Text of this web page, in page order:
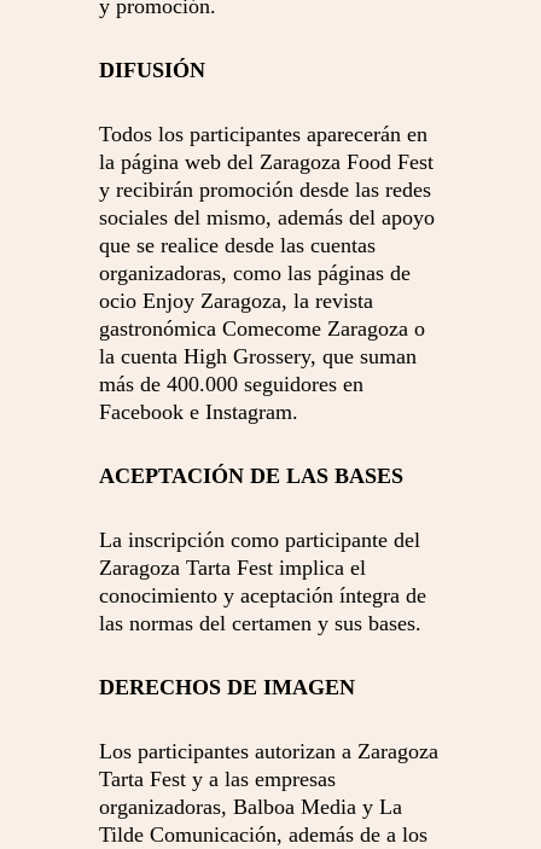
y promoción.
DIFUSIÓN
Todos los participantes aparecerán en
la página web del Zaragoza Food Fest
y recibirán promocióndesde las redes
sociales del mismo, además del apoyo
que se realice desde las cuentas
organizadoras, como las páginas de
ocio Enjoy Zaragoza, la revista
gastronómica ComecomeZaragoza o
la cuenta High Grossery, que suman
más de 400.000 seguidores en
Facebook eInstagram.
ACEPTACIÓN DE LAS BASES
La inscripción como participante del
Zaragoza Tarta Fest implica el
conocimiento y aceptación íntegra de
las normas del certamen y sus bases.
DERECHOS DE IMAGEN
Los participantes autorizan a Zaragoza
Tarta Fest y a las empresas
organizadoras, Balboa Media y La
Tilde Comunicación, además de a los